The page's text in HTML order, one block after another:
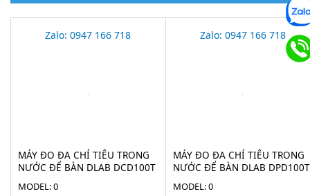
Zalo: 0947 166 718
MÁY ĐO ĐA CHỈ TIÊU TRONG
NƯỚC ĐỂ BÀN DLAB DCD100T
MODEL: 0
Zalo: 0947 166 718
MÁY ĐO ĐA CHỈ TIÊU TRONG
NƯỚC ĐỂ BÀN DLAB DPD100T
MODEL: 0